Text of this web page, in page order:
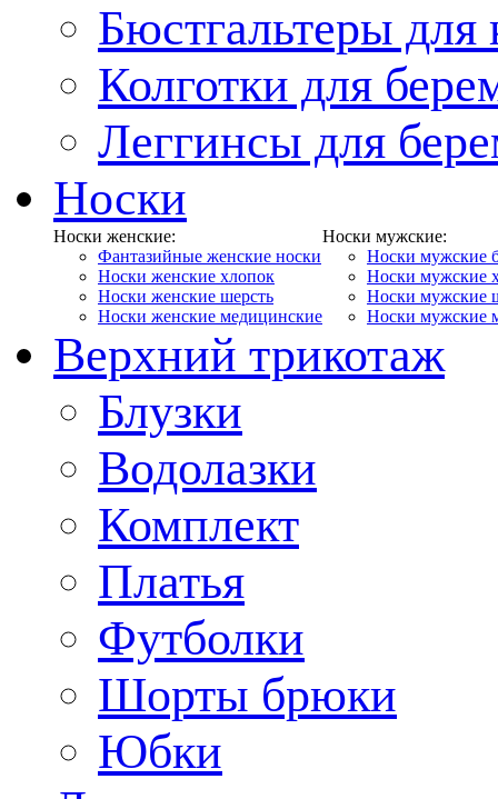
Бюстгальтеры
Колготки для
Леггинсы для
Носки
Носки женские:
Фантазийные женские носки
Носки женские хлопок
Носки женские шерсть
Носки женские медицинские
Носки мужские:
Носки мужские
Носки мужские
Носки мужские
Носки мужские
Верхний трикотаж
Блузки
Водолазки
Комплект
Платья
Футболки
Шорты брюки
Юбки